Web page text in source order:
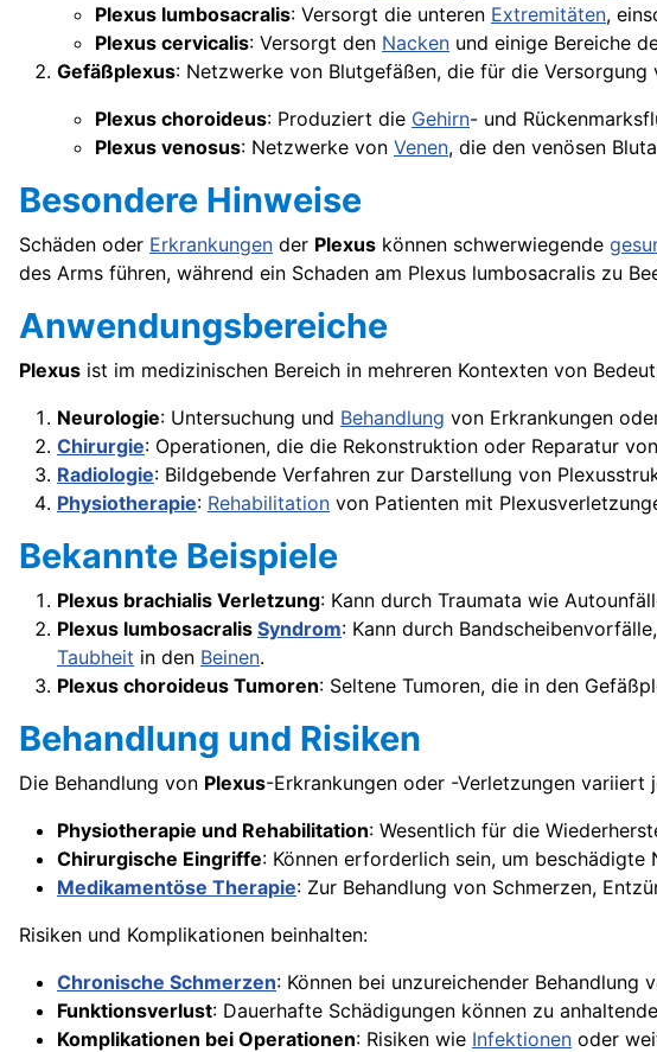
Plexus lumbosacralis: Versorgt die unteren Extremitäten,
Plexus cervicalis: Versorgt den Nacken und einige Bereiche
Gefäßplexus: Netzwerke von Blutgefäßen, die für die Versorgung
Plexus choroideus: Produziert die Gehirn- und
Plexus venosus: Netzwerke von Venen, die den venösen
Besondere Hinweise
Schäden oder Erkrankungen der Plexus können schwerwiegende
des Arms führen, während ein Schaden am Plexus lumbosacralis zu
Anwendungsbereiche
Plexus ist im medizinischen Bereich in mehreren Kontexten von
Neurologie: Untersuchung und Behandlung von Erkrankungen
Chirurgie: Operationen, die die Rekonstruktion oder Reparatur
Radiologie: Bildgebende Verfahren zur Darstellung von
Physiotherapie: Rehabilitation von Patienten mit
Bekannte Beispiele
Plexus brachialis Verletzung: Kann durch Traumata wie
Plexus lumbosacralis Syndrom: Kann durch
Taubheit in den Beinen.
Plexus choroideus Tumoren: Seltene Tumoren, die in den
Behandlung und Risiken
Die Behandlung von Plexus-Erkrankungen oder -Verletzungen variiert
Physiotherapie und Rehabilitation: Wesentlich für die
Chirurgische Eingriffe: Können erforderlich sein, um beschädigte
Medikamentöse Therapie: Zur Behandlung von Schmerzen,
Risiken und Komplikationen beinhalten:
Chronische Schmerzen: Können bei unzureichender Behandlung
Funktionsverlust: Dauerhafte Schädigungen können zu
Komplikationen bei Operationen: Risiken wie Infektionen oder